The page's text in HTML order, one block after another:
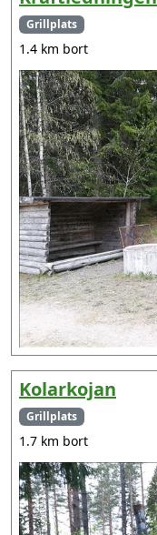
Grillplats
1.4 km bort
Kolarkojan
Grillplats
1.7 km bort